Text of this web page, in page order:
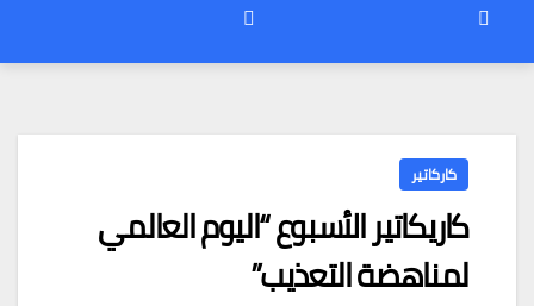
كاركاتير
كاريكاتير الأسبوع “اليوم العالمي
لمناهضة التعذيب”